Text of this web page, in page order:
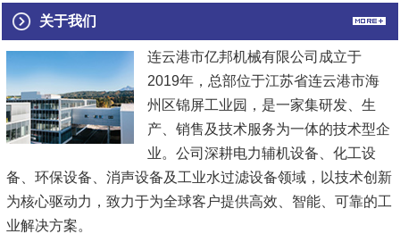
关于我们
连云港市亿邦机械有限公司成立于
2019年，总部位于江苏省连云港市海
州区锦屏工业园，是一家集研发、生
产、销售及技术服务为一体的技术型企
业。公司深耕电力辅机设备、化工设
备、环保设备、消声设备及工业水过滤设备领域，以技术创新
为核心驱动力，致力于为全球客户提供高效、智能、可靠的工
业解决方案。